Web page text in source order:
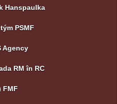
Hanspaulka
PSMF
Agency
RM în RC
FMF